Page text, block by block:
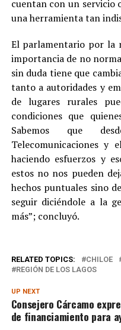
cuentan con un servicio
una herramienta tan
El parlamentario por la
importancia de no
sin duda tiene que
tanto a autoridades y
de lugares rurales
condiciones que
Sabemos que
Telecomunicaciones y
haciendo esfuerzos y
estos no nos pueden
hechos puntuales sino
seguir diciéndole a la
más”; concluyó.
RELATED TOPICS: CHILOE
REGIÓN DE LOS LAGOS
UP NEXT
Consejero Cárcamo
de financiamiento para